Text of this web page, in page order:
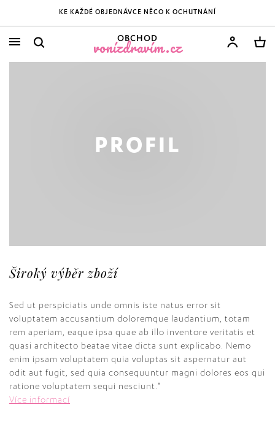
KE KAŽDÉ OBJEDNÁVCE NĚCO K OCHUTNÁNÍ
OBCHOD
vonízdravím.cz
PROFIL
Široký výběr zboží
Sed ut perspiciatis unde omnis iste natus error sit
voluptatem accusantium doloremque laudantium, totam
rem aperiam, eaque ipsa quae ab illo inventore veritatis et
quasi architecto beatae vitae dicta sunt explicabo. Nemo
enim ipsam voluptatem quia voluptas sit aspernatur aut
odit aut fugit, sed quia consequuntur magni dolores eos qui
ratione voluptatem sequi nesciunt."
Více informací